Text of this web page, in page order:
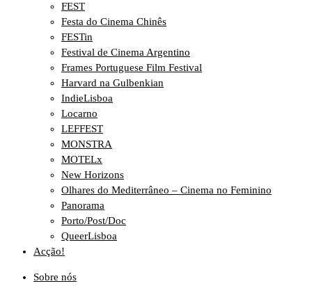
FEST
Festa do Cinema Chinês
FESTin
Festival de Cinema Argentino
Frames Portuguese Film Festival
Harvard na Gulbenkian
IndieLisboa
Locarno
LEFFEST
MONSTRA
MOTELx
New Horizons
Olhares do Mediterrâneo – Cinema no Feminino
Panorama
Porto/Post/Doc
QueerLisboa
Acção!
Sobre nós